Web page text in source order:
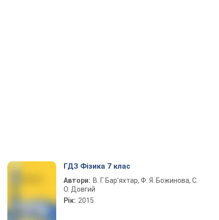
ГДЗ Фізика 7 клас
Автори: В. Г. Бар’яхтар, Ф. Я. Божинова, С.
О. Довгий
Рік: 2015